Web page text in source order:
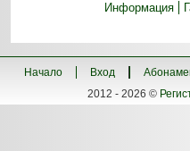
Информация
Начало Вход
2012 - 2026 ©